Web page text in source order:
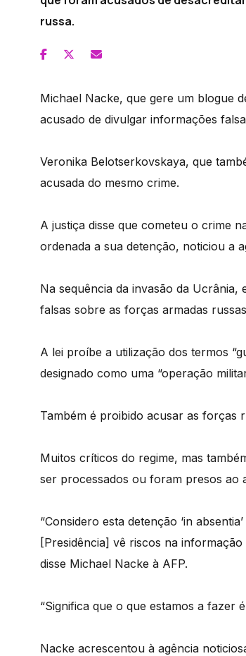
russa.
Michael Nacke, que gere um blogue
acusado de divulgar informações
Veronika Belotserkovskaya, que
acusada do mesmo crime.
A justiça disse que cometeu o crime
ordenada a sua detenção, noticiou a
Na sequência da invasão da
falsas sobre as forças armadas
A lei proíbe a utilização dos termos
designado como uma “operação
Também é proibido acusar as forças
Muitos críticos do regime, mas
ser processados ou foram presos ao
“Considero esta detenção ‘in
[Presidência] vê riscos na
disse Michael Nacke à AFP.
“Significa que o que estamos a fazer
Nacke acrescentou à agência